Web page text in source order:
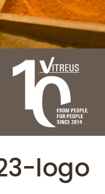
logo